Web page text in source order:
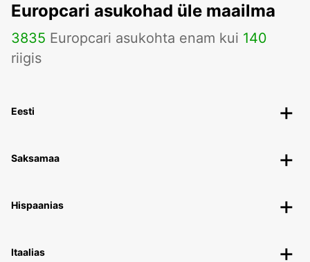
Europcari asukohad üle maailma
3835 Europcari asukohta enam kui 140
riigis
Eesti
Saksamaa
Hispaanias
Itaalias